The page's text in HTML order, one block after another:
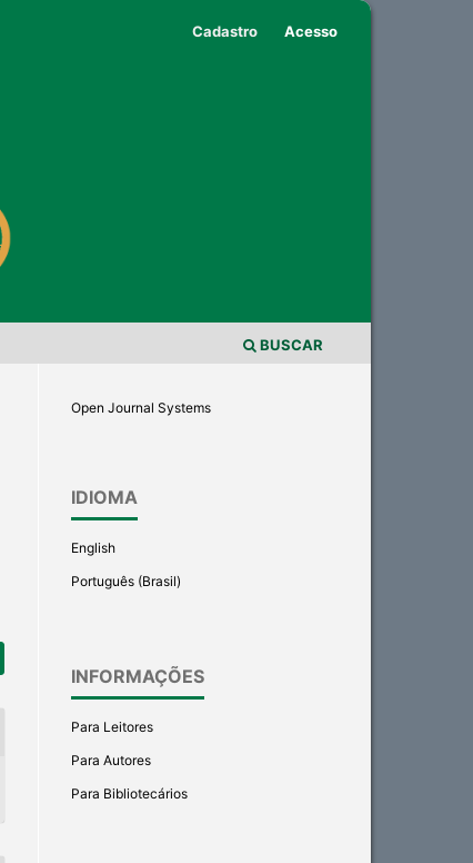
BUSCAR
Cadastro Acesso
Open Journal Systems
IDIOMA
English
Português (Brasil)
INFORMAÇÕES
Para Leitores
Para Autores
Para Bibliotecários